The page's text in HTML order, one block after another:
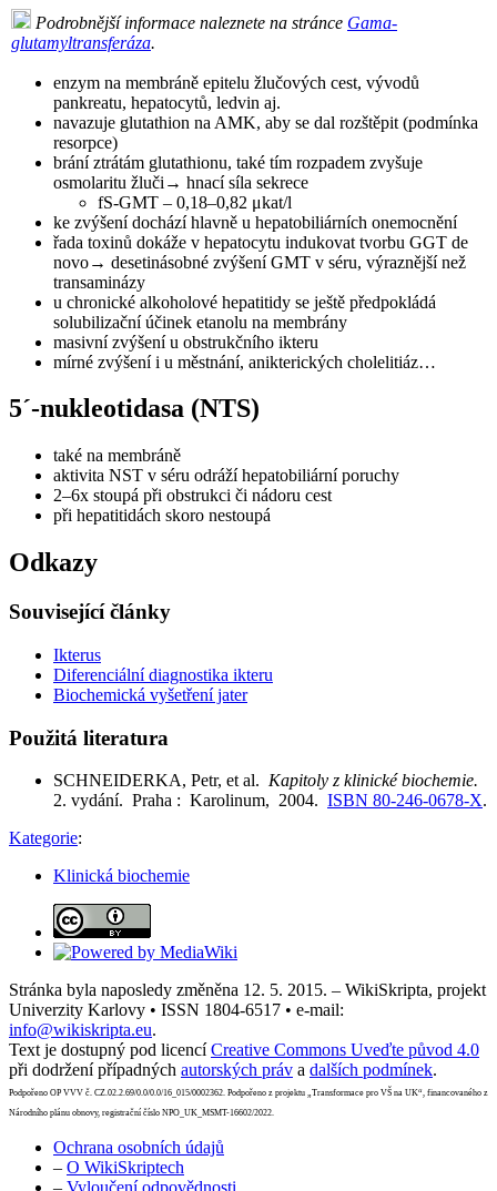
Podrobnější informace naleznete na stránce Gama-
glutamyltransferáza.
enzym na membráně epitelu žlučových cest, vývodů
pankreatu, hepatocytů, ledvin aj.
navazuje glutathion na AMK, aby se dal rozštěpit (podmínka
resorpce)
brání ztrátám glutathionu, také tím rozpadem zvyšuje
osmolaritu žluči→ hnací síla sekrece
fS-GMT – 0,18–0,82 μkat/l
ke zvýšení dochází hlavně u hepatobiliárních onemocnění
řada toxinů dokáže v hepatocytu indukovat tvorbu GGT de
novo→ desetinásobné zvýšení GMT v séru, výraznější než
transaminázy
u chronické alkoholové hepatitidy se ještě předpokládá
solubilizační účinek etanolu na membrány
masivní zvýšení u obstrukčního ikteru
mírné zvýšení i u městnání, anikterických cholelitiáz…
5´-nukleotidasa (NTS)
také na membráně
aktivita NST v séru odráží hepatobiliární poruchy
2–6x stoupá při obstrukci či nádoru cest
při hepatitidách skoro nestoupá
Odkazy
Související články
Ikterus
Diferenciální diagnostika ikteru
Biochemická vyšetření jater
Použitá literatura
SCHNEIDERKA, Petr, et al. Kapitoly z klinické biochemie.
2. vydání. Praha : Karolinum, 2004. ISBN 80-246-0678-X.
Kategorie:
Klinická biochemie
Stránka byla naposledy změněna 12. 5. 2015. – WikiSkripta, projekt
Univerzity Karlovy • ISSN 1804-6517 • e-mail:
info@wikiskripta.eu.
Text je dostupný pod licencíCreative Commons Uveďte původ 4.0
při dodržení případných autorských práv a dalších podmínek.
Podpořeno OP VVV č. CZ.02.2.69/0.0/0.0/16_015/0002362. Podpořeno z projektu „Transformace pro VŠ na UK“, financovaného z
Národního plánu obnovy, registrační číslo NPO_UK_MSMT-16602/2022.
Ochrana osobních údajů
– O WikiSkriptech